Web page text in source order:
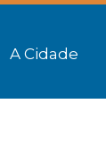
A Cidade